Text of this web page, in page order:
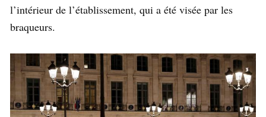
l’intérieur de l’établissement, qui a été visée par les
braqueurs.